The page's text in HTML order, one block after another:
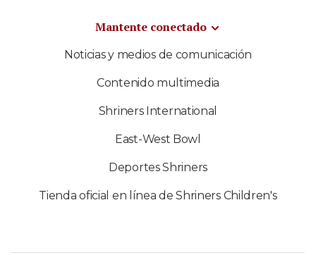
Mantente conectado
Noticias y medios de comunicación
Contenido multimedia
Shriners International
East-West Bowl
Deportes Shriners
Tienda oficial en línea de Shriners Children's